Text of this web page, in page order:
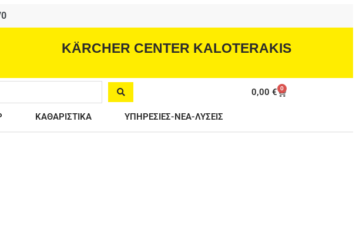
KÄRCHER CENTER KALOTERAKIS
0,00€ 0
Cart
ΚΑΘΑΡΙΣΤΙΚΑ ΥΠΗΡΕΣΙΕΣ-ΝΕΑ-ΛΥΣΕΙΣ